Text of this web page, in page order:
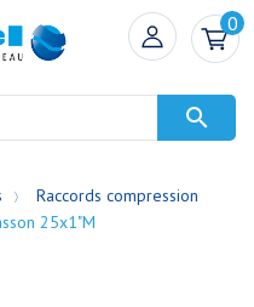
0

Raccords compression
25x1"M